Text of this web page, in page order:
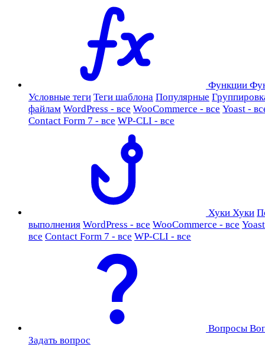
Функции
Условные теги Теги шаблона Популярные
файлам WordPress - все WooCommerce - все Yoast -
Contact Form 7 - все WP-CLI - все
Хуки Хуки
выполнения WordPress - все WooCommerce - все
все Contact Form 7 - все WP-CLI - все
Вопросы
Задать вопрос